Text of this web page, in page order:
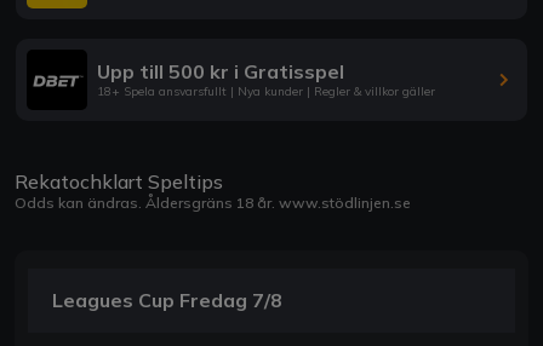
Upp till 500 kr i Gratisspel
18+ Spela ansvarsfullt | Nya kunder | Regler & villkor gäller
Rekatochklart Speltips
Odds kan ändras. Åldersgräns 18 år. www.stödlinjen.se
Leagues Cup Fredag 7/8